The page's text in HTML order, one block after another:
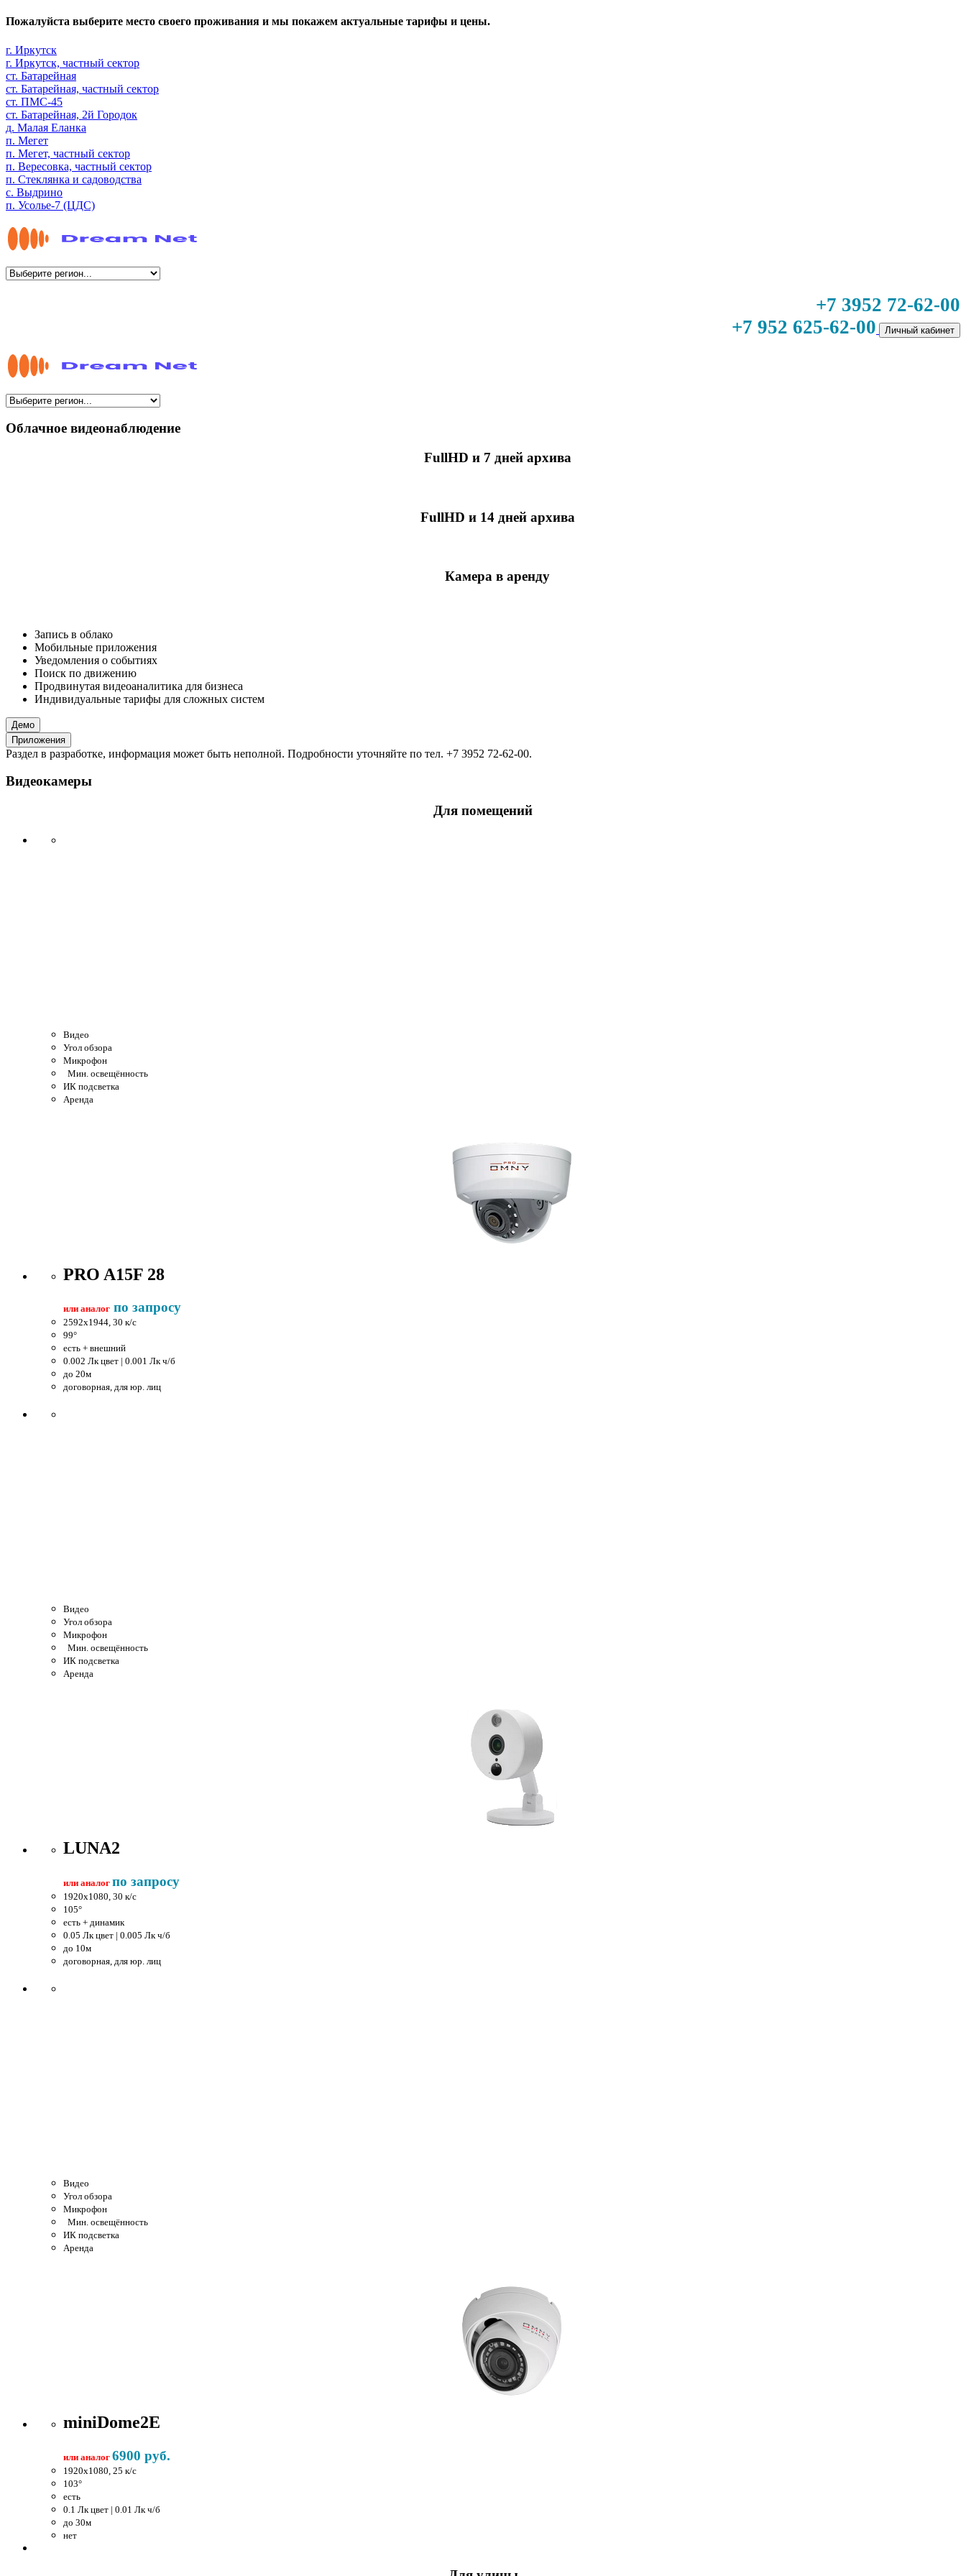
Пожалуйста выберите место своего проживания и мы покажем актуальные тарифы и цены.
г. Иркутск
г. Иркутск, частный сектор
ст. Батарейная
ст. Батарейная, частный сектор
ст. ПМС-45
ст. Батарейная, 2й Городок
д. Малая Еланка
п. Мегет
п. Мегет, частный сектор
п. Вересовка, частный сектор
п. Стеклянка и садоводства
с. Выдрино
п. Усолье-7 (ЦДС)
+7 3952 72-62-00
+7 952 625-62-00
Личный кабинет
Облачное видеонаблюдение
FullHD и 7 дней архива
FullHD и 14 дней архива
Камера в аренду
Запись в облако
Мобильные приложения
Уведомления о событиях
Поиск по движению
Продвинутая видеоаналитика для бизнеса
Индивидуальные тарифы для сложных систем
Демо
Приложения
Раздел в разработке, информация может быть неполной. Подробности уточняйте по тел. +7 3952 72-62-00.
Видеокамеры
Для помещений
Видео
Угол обзора
Микрофон
Мин. освещённость
ИК подсветка
Аренда
PRO A15F 28
или аналог по запросу
2592x1944, 30 к/c
99°
есть + внешний
0.002 Лк цвет | 0.001 Лк ч/б
до 20м
договорная, для юр. лиц
Видео
Угол обзора
Микрофон
Мин. освещённость
ИК подсветка
Аренда
LUNA2
или аналог по запросу
1920x1080, 30 к/c
105°
есть + динамик
0.05 Лк цвет | 0.005 Лк ч/б
до 10м
договорная, для юр. лиц
Видео
Угол обзора
Микрофон
Мин. освещённость
ИК подсветка
Аренда
miniDome2E
или аналог 6900 руб.
1920x1080, 25 к/c
103°
есть
0.1 Лк цвет | 0.01 Лк ч/б
до 30м
нет